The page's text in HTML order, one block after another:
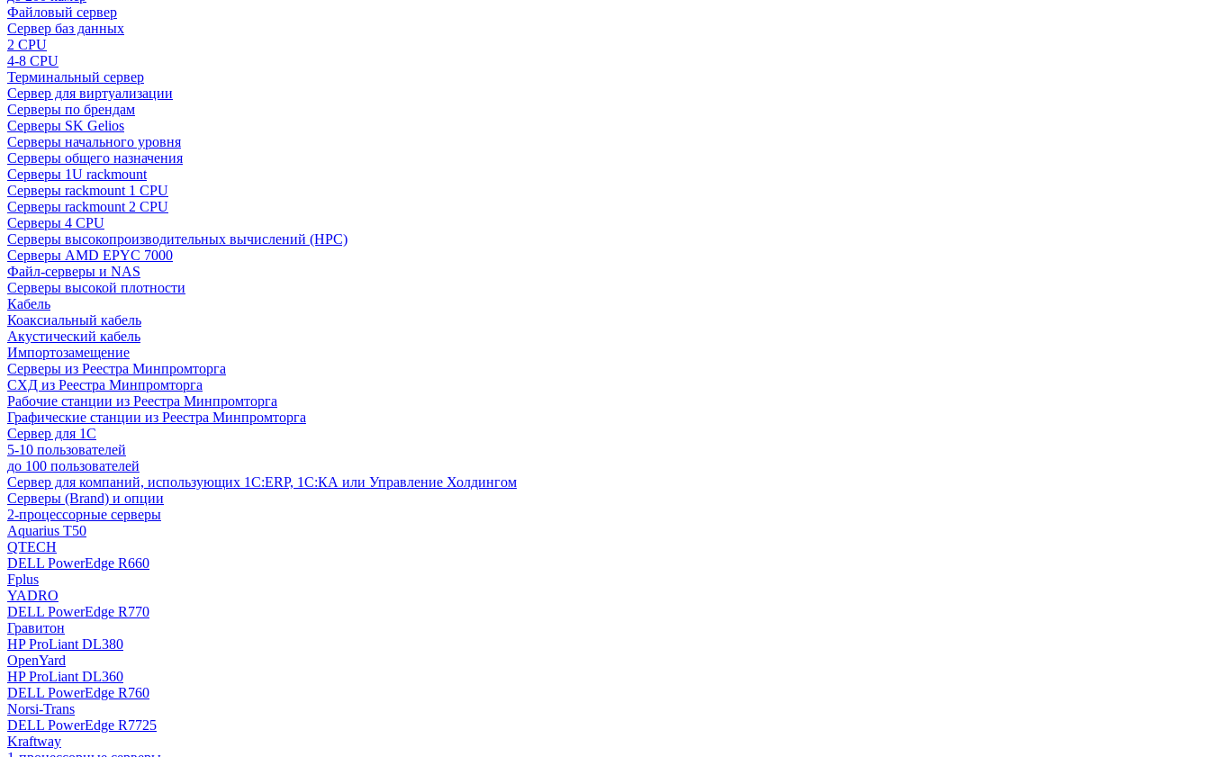
Файловый сервер
Сервер баз данных
2 CPU
4-8 CPU
Терминальный сервер
Сервер для виртуализации
Серверы по брендам
Серверы SK Gelios
Серверы начального уровня
Серверы общего назначения
Серверы 1U rackmount
Серверы rackmount 1 CPU
Серверы rackmount 2 CPU
Серверы 4 CPU
Серверы высокопроизводительных вычислений (HPC)
Серверы AMD EPYC 7000
Файл-серверы и NAS
Серверы высокой плотности
Кабель
Коаксиальный кабель
Акустический кабель
Импортозамещение
Серверы из Реестра Минпромторга
СХД из Реестра Минпромторга
Рабочие станции из Реестра Минпромторга
Графические станции из Реестра Минпромторга
Сервер для 1С
5-10 пользователей
до 100 пользователей
Сервер для компаний, использующих 1C:ERP, 1С:КА или Управление Холдингом
Серверы (Brand) и опции
2-процессорные серверы
Aquarius T50
QTECH
DELL PowerEdge R660
Fplus
YADRO
DELL PowerEdge R770
Гравитон
HP ProLiant DL380
OpenYard
HP ProLiant DL360
DELL PowerEdge R760
Norsi-Trans
DELL PowerEdge R7725
Kraftway